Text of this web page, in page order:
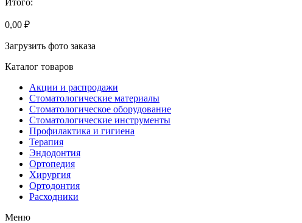
Итого:
0,00 ₽
Загрузить фото заказа
Каталог товаров
Акции и распродажи
Стоматологические материалы
Стоматологическое оборудование
Стоматологические инструменты
Профилактика и гигиена
Терапия
Эндодонтия
Ортопедия
Хирургия
Ортодонтия
Расходники
Меню